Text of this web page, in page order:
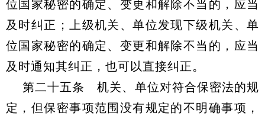
位国家秘密的确定、变更和解除不当的，应当
及时纠正；上级机关、单位发现下级机关、单
位国家秘密的确定、变更和解除不当的，应当
及时通知其纠正，也可以直接纠正。
第二十五条 机关、单位对符合保密法的规
定，但保密事项范围没有规定的不明确事项，